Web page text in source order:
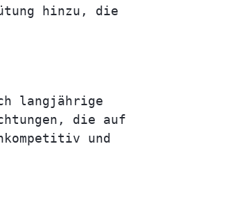
hinzu, die
langjährige
die auf
und